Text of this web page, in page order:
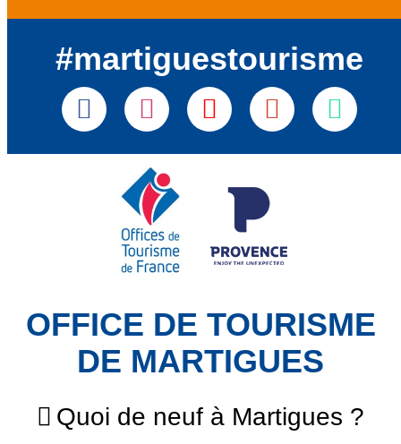
#martiguestourisme
OFFICE DE TOURISME
DE MARTIGUES
Quoi de neuf à Martigues ?